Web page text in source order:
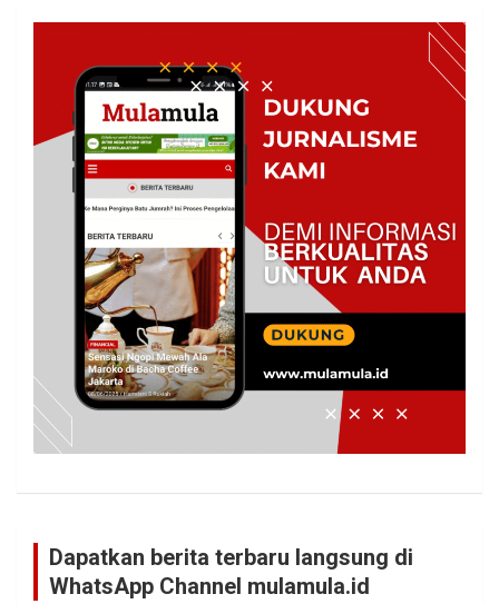
Dapatkan berita terbaru langsung di
WhatsApp Channel mulamula.id